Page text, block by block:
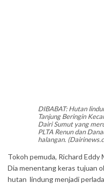
DIBABAT: Hutan
Tanjung Beringin
Dairi Sumut yang
PLTA Renun dan
halangan.
Tokoh pemuda, Richard Eddy
Dia menentang keras tujuan
hutan lindung menjadi